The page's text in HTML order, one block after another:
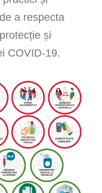
a respecta
și
COVID-19.